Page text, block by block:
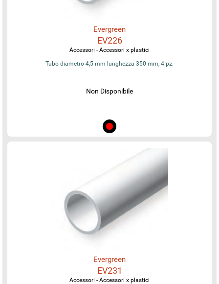
Evergreen
EV226
Accessori - Accessori x plastici
Tubo diametro 4,5 mm lunghezza 350 mm, 4 pz.
Non Disponibile
Evergreen
EV231
Accessori - Accessori x plastici